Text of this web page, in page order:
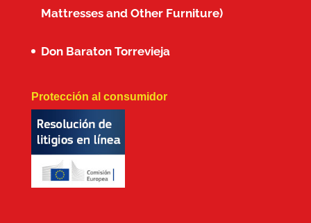
Mattresses and Other Furniture)
Don Baraton Torrevieja
Protección al consumidor